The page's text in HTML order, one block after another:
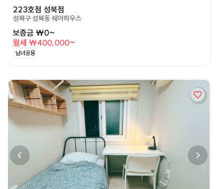
223호점 성북점
성북구 성북동 쉐어하우스
보증금 ₩0~
월세 ₩400,000~
남녀공용
상세페이지로 이동